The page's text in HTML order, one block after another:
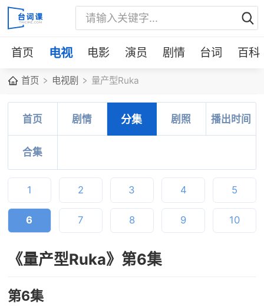
首页 电视 电影 演员 剧情 台词 百科
首页 电视剧 量产型Ruka
首页 剧情 分集 剧照 播出时间
合集
1 2 3 4 5
6 7 8 9 10
《量产型Ruka》第6集
第6集